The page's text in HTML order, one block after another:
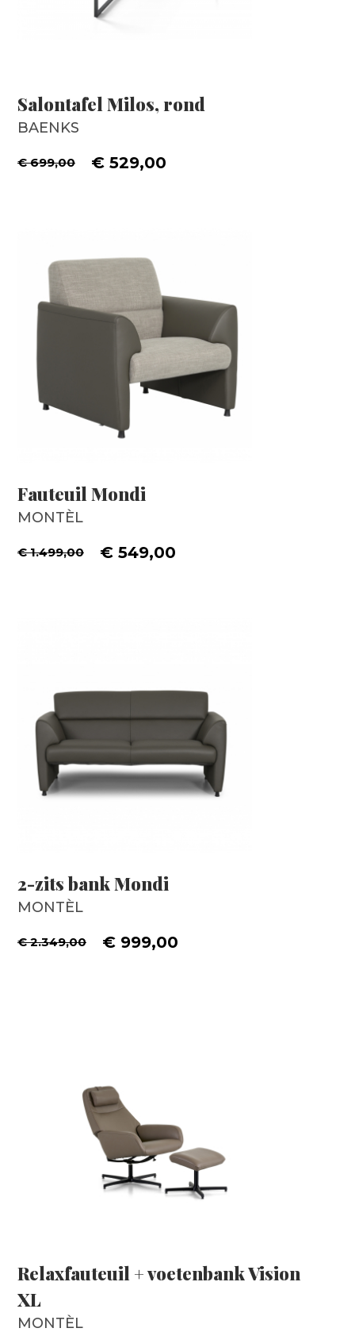
Salontafel Milos, rond
BAENKS
€ 699,00 € 529,00
Fauteuil Mondi
MONTÈL
€ 1.499,00 € 549,00
2-zits bank Mondi
MONTÈL
€ 2.349,00 € 999,00
Relaxfauteuil + voetenbank Vision
XL
MONTÈL